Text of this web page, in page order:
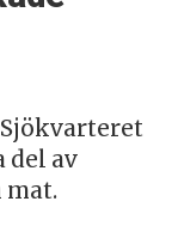
del av
mat.